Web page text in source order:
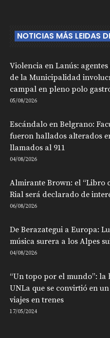
NOTICIAS MÁS LEIDAS
Violencia en Lanús:
de la Municipalidad
campal en pleno polo
05/08/2026
Escándalo en Belgrano:
fueron hallados alterados
llamados al 911
04/08/2026
Almirante Brown: el “Libro
Rial será declarado de
06/08/2026
De Berazategui a Europa:
música surera a los Alpes
04/08/2026
“Un topo por el mundo”:
UNLa que se convirtió en
viajes en trenes
17/05/2024